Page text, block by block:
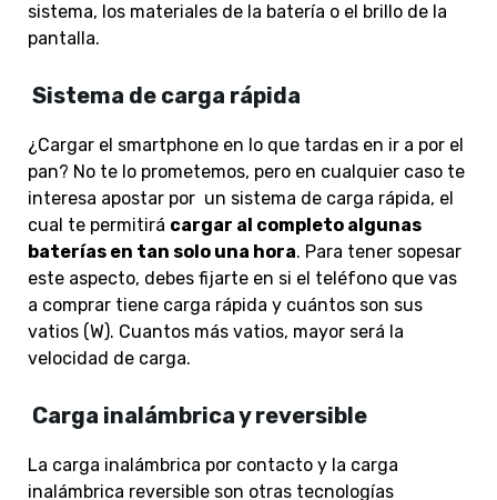
sistema, los materiales de la batería o el brillo de la
pantalla.
Sistema de carga rápida
¿Cargar el smartphone en lo que tardas en ir a por el
pan? No te lo prometemos, pero en cualquier caso te
interesa apostar por un sistema de carga rápida, el
cual te permitirá cargar al completo algunas
baterías en tan solo una hora. Para tener sopesar
este aspecto, debes fijarte en si el teléfono que vas
a comprar tiene carga rápida y cuántos son sus
vatios (W). Cuantos más vatios, mayor será la
velocidad de carga.
Carga inalámbrica y reversible
La carga inalámbrica por contacto y la carga
inalámbrica reversible son otras tecnologías